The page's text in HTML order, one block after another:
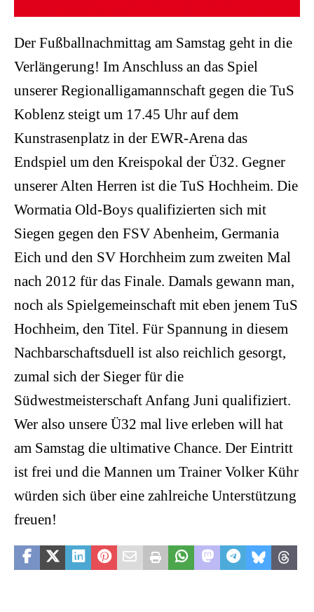
Der Fußballnachmittag am Samstag geht in die
Verlängerung! Im Anschluss an das Spiel
unserer Regionalligamannschaft gegen die TuS
Koblenz steigt um 17.45 Uhr auf dem
Kunstrasenplatz in der EWR-Arena das
Endspiel um den Kreispokal der Ü32. Gegner
unserer Alten Herren ist die TuS Hochheim. Die
Wormatia Old-Boys qualifizierten sich mit
Siegen gegen den FSV Abenheim, Germania
Eich und den SV Horchheim zum zweiten Mal
nach 2012 für das Finale. Damals gewann man,
noch als Spielgemeinschaft mit eben jenem TuS
Hochheim, den Titel. Für Spannung in diesem
Nachbarschaftsduell ist also reichlich gesorgt,
zumal sich der Sieger für die
Südwestmeisterschaft Anfang Juni qualifiziert.
Wer also unsere Ü32 mal live erleben will hat
am Samstag die ultimative Chance. Der Eintritt
ist frei und die Mannen um Trainer Volker Kühr
würden sich über eine zahlreiche Unterstützung
freuen!